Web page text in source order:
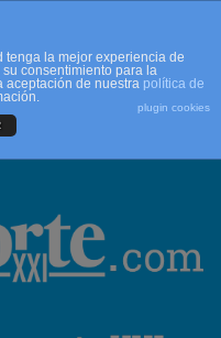
tenga la mejor experiencia de
consentimiento para la
aceptación de nuestra política de
plugin cookies